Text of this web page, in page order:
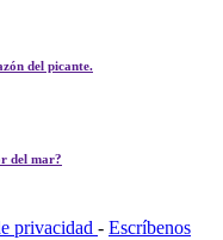
del picante.
del mar?
privacidad - Escríbenos